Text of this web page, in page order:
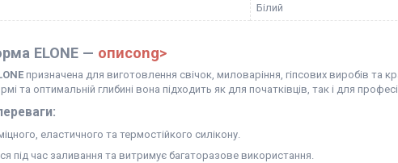
Білий
ELONE — описong>
призначена для виготовлення свічок, миловаріння, гіпсових виробів та
та оптимальній глибині вона підходить як для початківців, так і для
еластичного та термостійкого силікону.
під час заливання та витримує багаторазове використання.